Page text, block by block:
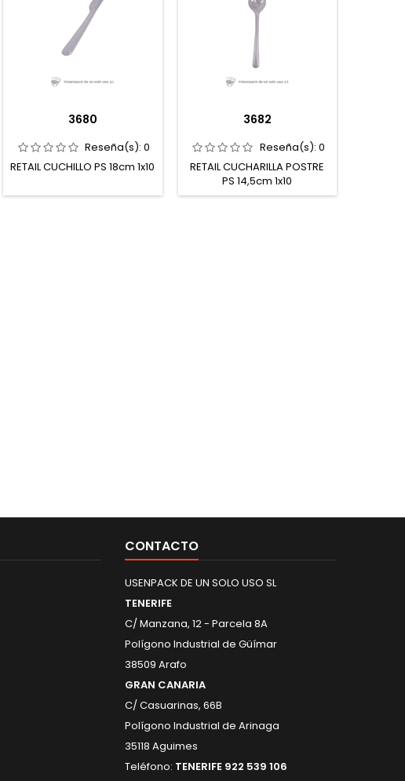
3680
Reseña(s):0
RETAIL CUCHILLO PS 18cm 1x10
3682
Reseña(s): 0
RETAIL CUCHARILLA POSTRE
PS 14,5cm 1x10
CONTACTO
USENPACK DE UN SOLO USO SL
TENERIFE
C/ Manzana, 12 - Parcela 8A
Polígono Industrial de Güímar
38509 Arafo
GRAN CANARIA
C/ Casuarinas, 66B
Polígono Industrial de Arinaga
35118 Aguimes
Teléfono: TENERIFE 922 539 106